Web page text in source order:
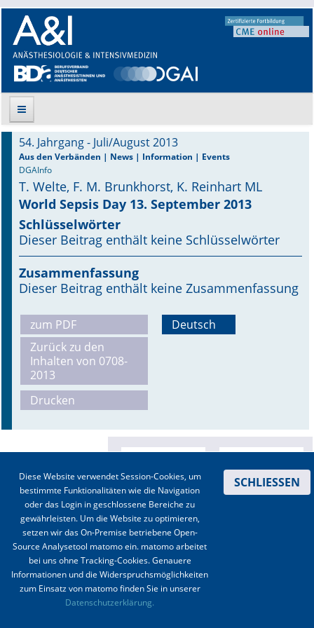
Suche
Aktuelle Ausgabe
Leitlinien
Archiv
Supplements
Online First
A&I English
Mediadaten
Autoren-Service
Stellenmarkt
Kongresskalender
54. Jahrgang - Juli/August 2013
Aus den Verbänden | News | Information | Events
DGAInfo
T. Welte, F. M. Brunkhorst, K. Reinhart ML
World Sepsis Day 13. September 2013
Schlüsselwörter
Dieser Beitrag enthält keine Schlüsselwörter
Zusammenfassung
Dieser Beitrag enthält keine Zusammenfassung
zum PDF
Zurück zu den
Inhalten von 0708-
2013
Drucken
Deutsch
Impressum Datenschutz
Diese Website verwendet Session-Cookies, um
bestimmte Funktionalitäten wie die Navigation
oder das Login in geschlossene Bereiche zu
gewährleisten. Um die Website zu optimieren,
setzen wir das On-Premise betriebene Open-
Source Analysetool matomo ein. matomo arbeitet
bei uns ohne Tracking-Cookies. Genauere
Informationen und die Widerspruchsmöglichkeiten
zum Einsatz von matomo finden Sie in unserer
Datenschutzerklärung.
SCHLIESSEN